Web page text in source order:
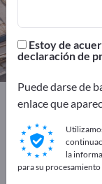
2
Exportpages
Necesidades –
Estoy de
declaración de
Puede darse de
enlace que
la
para su